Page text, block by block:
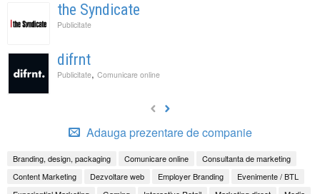
the Syndicate
Publicitate
difrnt
Publicitate, Comunicare online
Adauga prezentare de companie
Branding, design, packaging Comunicare online
Consultanta de marketing
Content Marketing
Dezvoltare web Employer Branding
Evenimente / BTL